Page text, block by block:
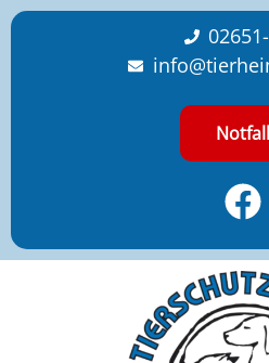
content
Notfall